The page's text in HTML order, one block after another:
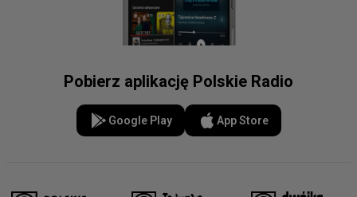
Pobierz aplikację Polskie Radio
Google Play App Store